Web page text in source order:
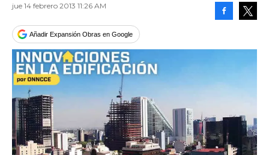
jue 14 febrero 2013 11:26 AM
Añadir Expansión Obras en Google